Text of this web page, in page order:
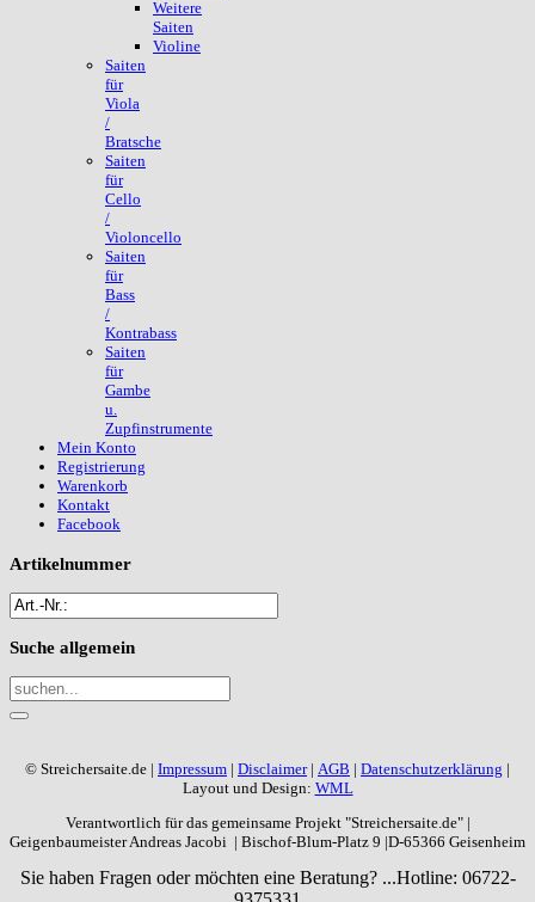
Weitere
Saiten
Violine
Saiten
für
Viola
/
Bratsche
Saiten
für
Cello
/
Violoncello
Saiten
für
Bass
/
Kontrabass
Saiten
für
Gambe
u.
Zupfinstrumente
Mein Konto
Registrierung
Warenkorb
Kontakt
Facebook
Artikelnummer
Suche allgemein
© Streichersaite.de | Impressum | Disclaimer| AGB | Datenschutzerklärung |
Layout und Design: WML
Verantwortlich für das gemeinsame Projekt "Streichersaite.de" |
Geigenbaumeister Andreas Jacobi | Bischof-Blum-Platz 9 |D-65366 Geisenheim
Sie haben Fragen oder möchten eine Beratung? ...Hotline: 06722-